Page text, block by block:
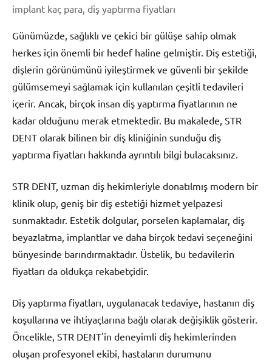
implant kaç para, diş yaptırma fiyatları
Günümüzde, sağlıklı ve çekici bir gülüşe sahip olmak
herkes için önemli bir hedef haline gelmiştir. Diş estetiği,
dişlerin görünümünü iyileştirmek ve güvenli bir şekilde
gülümsemeyi sağlamak için kullanılan çeşitli tedavileri
içerir. Ancak, birçok insan diş yaptırma fiyatlarının ne
kadar olduğunu merak etmektedir. Bu makalede, STR
DENT olarak bilinen bir diş kliniğinin sunduğu diş
yaptırma fiyatları hakkında ayrıntılı bilgi bulacaksınız.
STR DENT, uzman diş hekimleriyle donatılmış modern bir
klinik olup, geniş bir diş estetiği hizmet yelpazesi
sunmaktadır. Estetik dolgular, porselen kaplamalar, diş
beyazlatma, implantlar ve daha birçok tedavi seçeneğini
bünyesinde barındırmaktadır. Üstelik, bu tedavilerin
fiyatları da oldukça rekabetçidir.
Diş yaptırma fiyatları, uygulanacak tedaviye, hastanın diş
koşullarına ve ihtiyaçlarına bağlı olarak değişiklik gösterir.
Öncelikle, STR DENT'in deneyimli diş hekimlerinden
oluşan profesyonel ekibi, hastaların durumunu